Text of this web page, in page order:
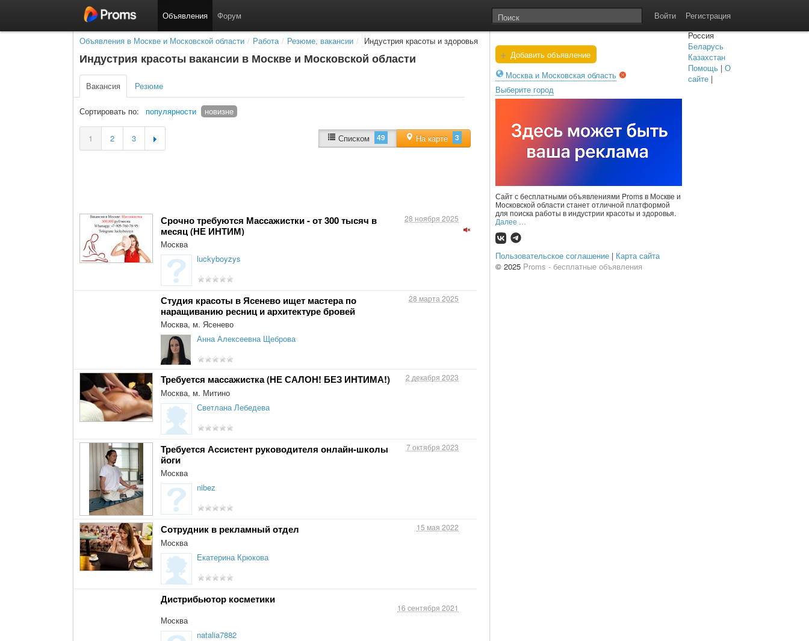
Объявления Форум Войти Регистрация
Объявления в Москве и Московской области / Работа / Резюме, вакансии / Индустрия красоты и здоровья
Индустрия красоты вакансии в Москве и Московской области
Вакансия Резюме
Сортировать по: популярности новизне
1 2 3 Списком 49 На карте 3
Срочно требуются Массажистки - от 300 тысяч в
месяц (НЕ ИНТИМ)
28 ноября 2025
Москва
luckyboyzys
Студия красоты в Ясенево ищет мастера по
наращиванию ресниц и архитектуре бровей
28 марта 2025
Москва, м. Ясенево
Анна Алексеевна Щеброва
Требуется массажистка (НЕ САЛОН! БЕЗ ИНТИМА!) 2 декабря 2023
Москва, м. Митино
Светлана Лебедева
Требуется Ассистент руководителя онлайн-школы
йоги
7 октября 2023
Москва
nibez
Сотрудник в рекламный отдел 15 мая 2022
Москва
Екатерина Крюкова
Дистрибьютор косметики
16 сентября 2021
Москва
natalia7882
+ Добавить объявление
Москва и Московская область
Выберите город
Сайт с бесплатными объявлениями Proms в Москве и
Московской области станет отличной платформой
для поиска работы в индустрии красоты и здоровья.
Далее …
Россия
Беларусь
Казахстан
Помощь | О
сайте |
Пользовательское соглашение | Карта сайта
© 2025 Proms - бесплатные объявления